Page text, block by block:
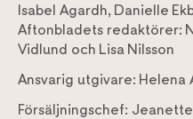
Isabel Agardh, Danielle
Aftonbladets redaktörer:
Vidlund och Lisa Nilsson
Ansvarig utgivare: Helena
Försäljningschef: Jeanette